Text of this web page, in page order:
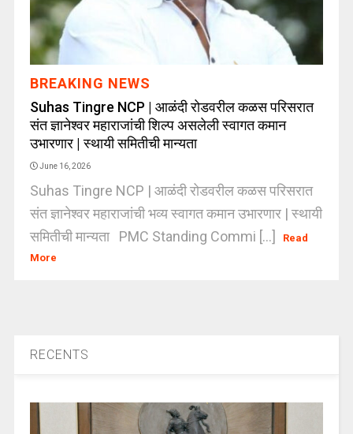
BREAKING NEWS
Suhas Tingre NCP | आळंदी रोडवरील कळस परिसरात
संत ज्ञानेश्वर महाराजांची शिल्प असलेली स्वागत कमान
उभारणार | स्थायी समितीची मान्यता
June 16, 2026
Suhas Tingre NCP | आळंदी रोडवरील कळस परिसरात
संत ज्ञानेश्वर महाराजांची भव्य स्वागत कमान उभारणार | स्थायी
समितीची मान्यता PMC Standing Commi [...]
Read
More
RECENTS